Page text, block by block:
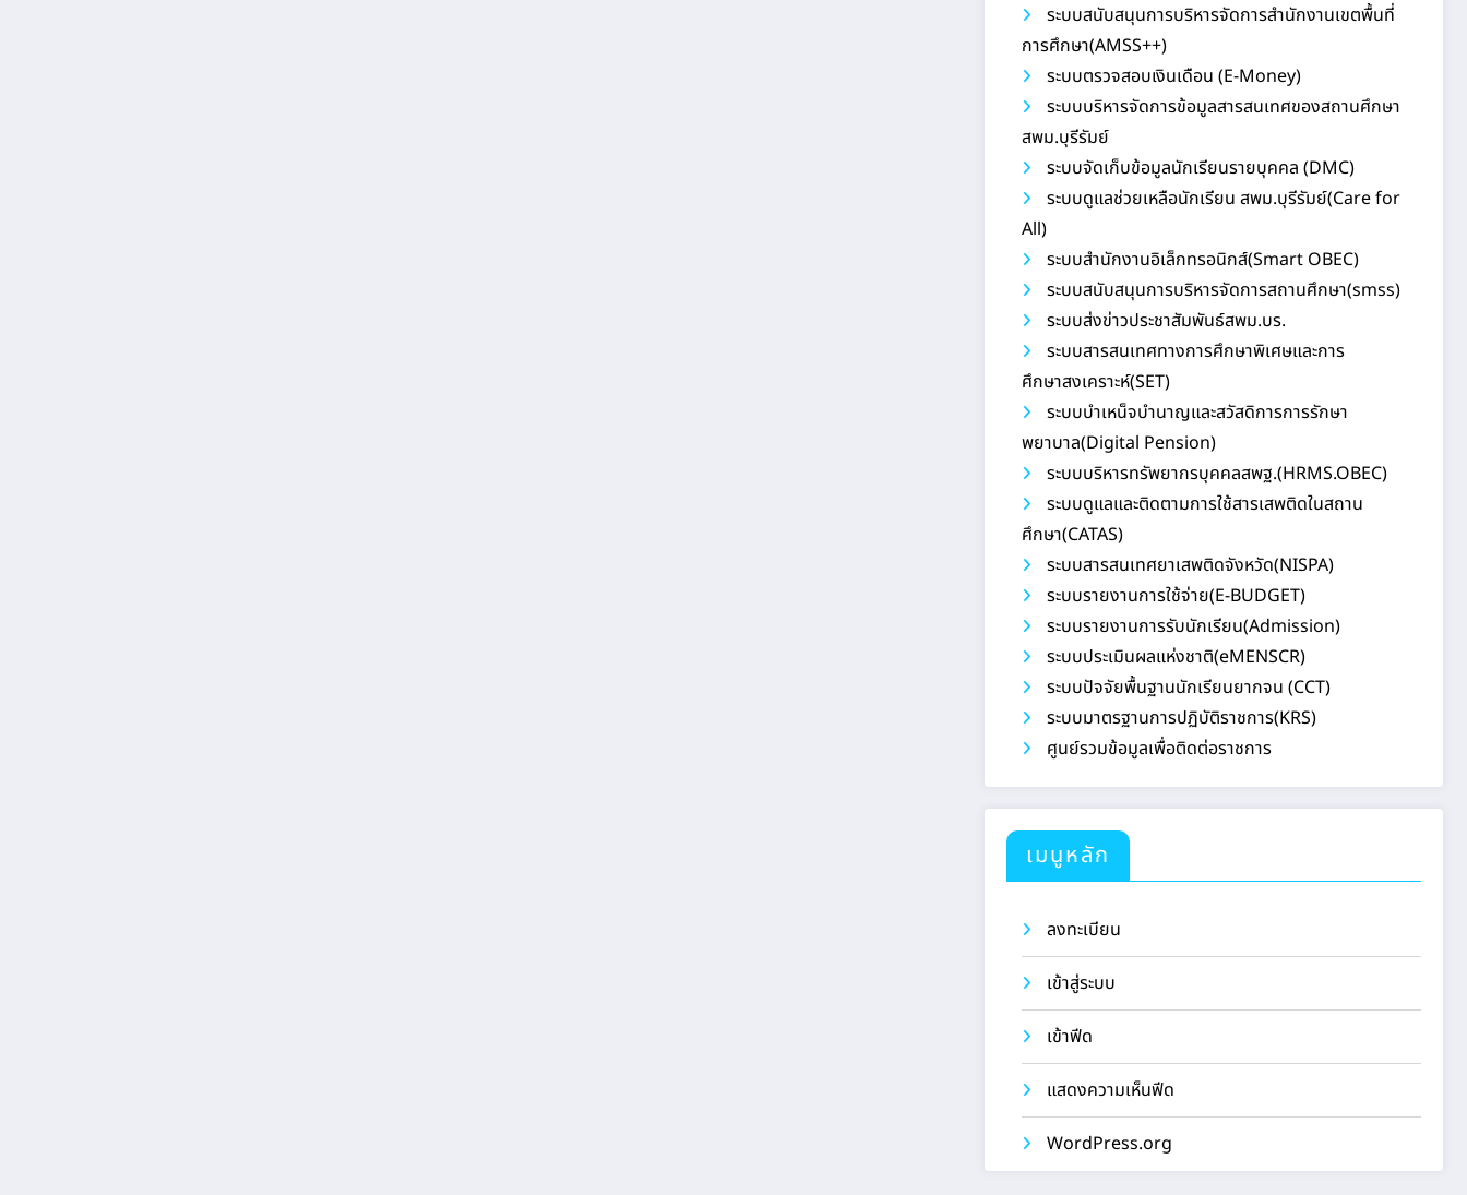
ระบบสนับสนุนการบริหารจัดการสำนักงานเขตพื้นที่
การศึกษา(AMSS++)
ระบบตรวจสอบเงินเดือน (E-Money)
ระบบบริหารจัดการข้อมูลสารสนเทศของสถานศึกษา
สพม.บุรีรัมย์
ระบบจัดเก็บข้อมูลนักเรียนรายบุคคล (DMC)
ระบบดูแลช่วยเหลือนักเรียน สพม.บุรีรัมย์(Care for
All)
ระบบสำนักงานอิเล็กทรอนิกส์(Smart OBEC)
ระบบสนับสนุนการบริหารจัดการสถานศึกษา(smss)
ระบบส่งข่าวประชาสัมพันธ์สพม.บร.
ระบบสารสนเทศทางการศึกษาพิเศษและการ
ศึกษาสงเคราะห์(SET)
ระบบบำเหน็จบำนาญและสวัสดิการการรักษา
พยาบาล(Digital Pension)
ระบบบริหารทรัพยากรบุคคลสพฐ.(HRMS.OBEC)
ระบบดูแลและติดตามการใช้สารเสพติดในสถาน
ศึกษา(CATAS)
ระบบสารสนเทศยาเสพติดจังหวัด(NISPA)
ระบบรายงานการใช้จ่าย(E-BUDGET)
ระบบรายงานการรับนักเรียน(Admission)
ระบบประเมินผลแห่งชาติ(eMENSCR)
ระบบปัจจัยพื้นฐานนักเรียนยากจน (CCT)
ระบบมาตรฐานการปฏิบัติราชการ(KRS)
ศูนย์รวมข้อมูลเพื่อติดต่อราชการ
เมนูหลัก
ลงทะเบียน
เข้าสู่ระบบ
เข้าฟีด
แสดงความเห็นฟีด
WordPress.org